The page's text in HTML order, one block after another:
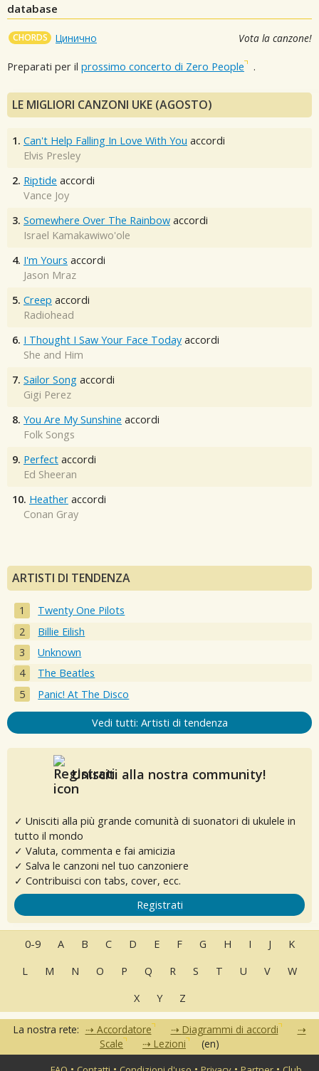
database
CHORDS Цинично Vota la canzone!
Preparati per il prossimo concerto di Zero People .
LE MIGLIORI CANZONI UKE (AGOSTO)
1. Can't Help Falling In Love With You accordi
Elvis Presley
2. Riptide accordi
Vance Joy
3. Somewhere Over The Rainbow accordi
Israel Kamakawiwo'ole
4. I'm Yours accordi
Jason Mraz
5. Creep accordi
Radiohead
6. I Thought I Saw Your Face Today accordi
She and Him
7. Sailor Song accordi
Gigi Perez
8. You Are My Sunshine accordi
Folk Songs
9. Perfect accordi
Ed Sheeran
10. Heather accordi
Conan Gray
ARTISTI DI TENDENZA
Twenty One Pilots
Billie Eilish
Unknown
The Beatles
Panic! At The Disco
Vedi tutti: Artisti di tendenza
Unisciti alla nostra community!
✓ Unisciti alla più grande comunità di suonatori di ukulele in
tutto il mondo
✓ Valuta, commenta e fai amicizia
✓ Salva le canzoni nel tuo canzoniere
✓ Contribuisci con tabs, cover, ecc.
Registrati
0-9 A B C D E F G H I J
K
L
M N O P Q R S T U V
W
X
Y Z
La nostra rete: Accordatore
Diagrammi di accordi
Scale
Lezioni (en)